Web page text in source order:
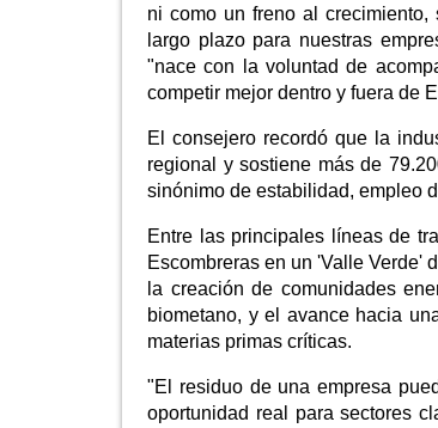
ni como un freno al
largo plazo para nuestras
"nace con la voluntad de
competir mejor dentro y fuera de
El consejero recordó que la
regional y sostiene más de
sinónimo de estabilidad, empleo
Entre las principales líneas de
Escombreras en un 'Valle Verde'
la creación de comunidades
biometano, y el avance hacia
materias primas críticas.
"El residuo de una empresa
oportunidad real para sectores